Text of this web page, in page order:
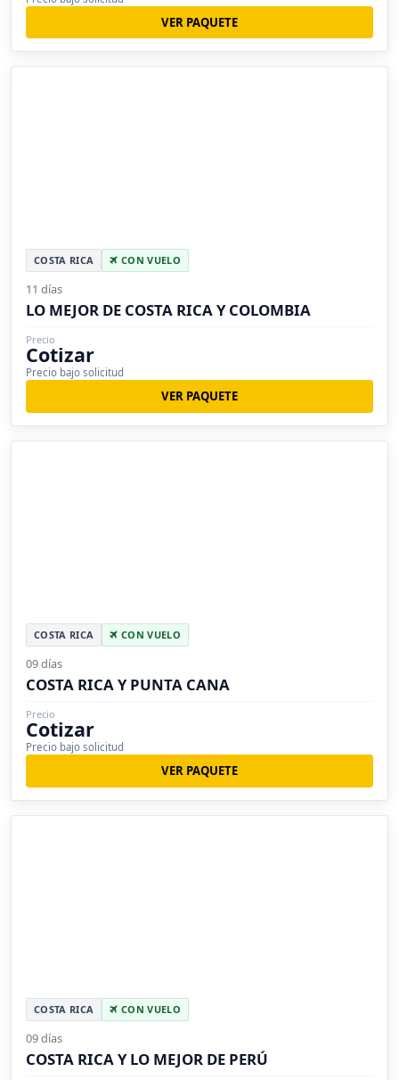
VER PAQUETE
COSTA RICA CON VUELO
11 días
LO MEJOR DE COSTA RICA Y COLOMBIA
Precio
Cotizar
Precio bajo solicitud
VER PAQUETE
COSTA RICA CON VUELO
09 días
COSTA RICA Y PUNTA CANA
Precio
Cotizar
Precio bajo solicitud
VER PAQUETE
COSTA RICA CON VUELO
09 días
COSTA RICA Y LO MEJOR DE PERÚ